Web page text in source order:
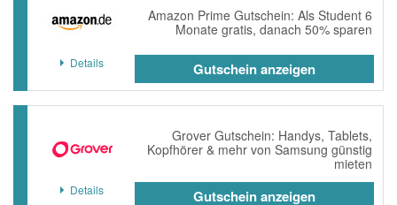
Amazon Prime Gutschein: Als Student 6
Monate gratis, danach 50% sparen
Details Gutschein anzeigen
Grover Gutschein: Handys, Tablets,
Kopfhörer & mehr von Samsung günstig
mieten
Details Gutschein anzeigen